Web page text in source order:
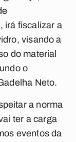
irá fiscalizar a
visando a
do material
o
Neto.
a norma
ter a carga
eventos da